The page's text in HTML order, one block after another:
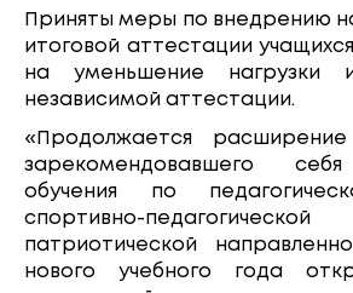
Приняты меры по внедрению
итоговой аттестации
на уменьшение нагрузки
независимой аттестации.
«Продолжается расширение
зарекомендовавшего
обучения по
спортивно-
патриотической
нового учебного года